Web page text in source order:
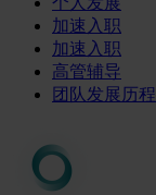
加速入职
加速入职
高管辅导
团队发展历程